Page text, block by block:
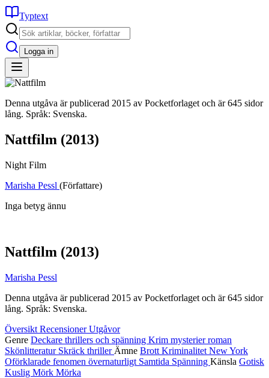
Typtext
Logga in
Denna utgåva är publicerad 2015 av Pocketforlaget och är 645 sidor
lång. Språk: Svenska.
Nattfilm (2013)
Night Film
Marisha Pessl (Författare)
Inga betyg ännu
Nattfilm (2013)
Marisha Pessl
Denna utgåva är publicerad 2015 av Pocketforlaget och är 645 sidor
lång. Språk: Svenska.
Översikt RecensionerUtgåvor
Genre Deckare thrillers och spänning Krim mysterierroman
Skönlitteratur Skräck thriller Ämne Brott Kriminalitet New York
Oförklarade fenomen övernaturligt Samtida Spänning Känsla Gotisk
Kuslig Mörk Mörka